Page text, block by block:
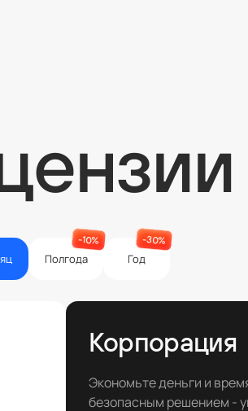
Полгода
-10%
Год
-30%
Корпорация
Экономьте деньги и
безопасным решением -